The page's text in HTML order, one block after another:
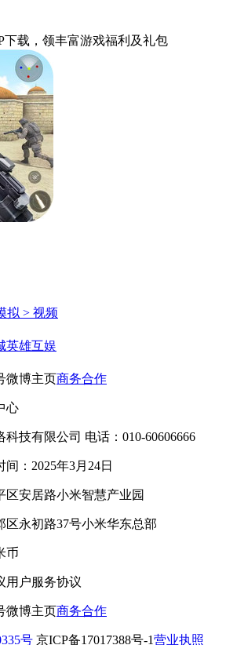
下载 ，领丰富游戏福利 及礼包
拟 > 视频
英雄互娱
微博主页商务合作
心
技有限公司 电话：010-60606666
间：2025年3月24日
区安居路小米智慧产业园
区永初路37号小米华东总部
币
用户服务协议
微博主页商务合作
号 京ICP备17017388号-1营业执照